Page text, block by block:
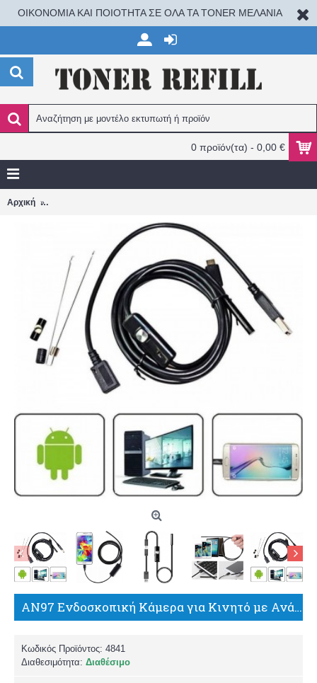
ΟΙΚΟΝΟΜΙΑ ΚΑΙ ΠΟΙΟΤΗΤΑ ΣΕ ΟΛΑ ΤΑ TONER ΜΕΛΑΝΙΑ
0 προϊόν(τα) - 0,00 €
Αρχική
AN97 Ενδοσκοπική Κάμερα για Κινητό με Ανάλυση 640x480 pixels και Καλώδιο 2m
Κωδικός Προϊόντος: 4841
Διαθεσιμότητα: Διαθέσιμο